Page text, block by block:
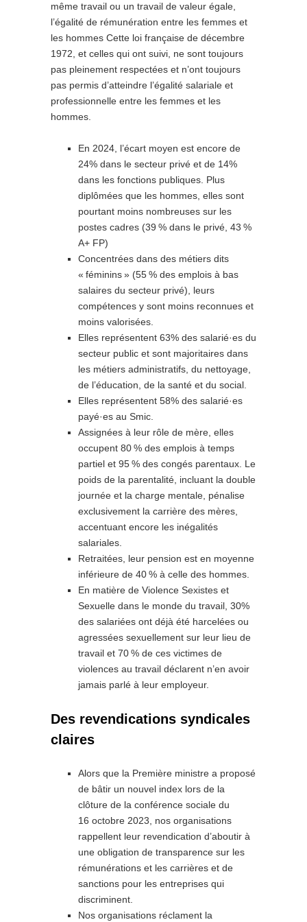
même travail ou un travail de valeur égale,
l’égalité de rémunération entre les femmes et
les hommes Cette loi française de décembre
1972, et celles qui ont suivi, ne sont toujours
pas pleinement respectées et n’ont toujours
pas permis d’atteindre l’égalité salariale et
professionnelle entre les femmes et les
hommes.
En 2024, l’écart moyen est encore de
24% dans le secteur privé et de 14%
dans les fonctions publiques. Plus
diplômées que les hommes, elles sont
pourtant moins nombreuses sur les
postes cadres (39 % dans le privé, 43 %
A+ FP)
Concentrées dans des métiers dits
« féminins» (55% des emplois à bas
salaires du secteur privé), leurs
compétences y sont moins reconnues et
moins valorisées.
Elles représentent 63% des salarié·es du
secteur public et sont majoritaires dans
les métiers administratifs, du nettoyage,
de l’éducation, de la santé et du social.
Elles représentent 58% des salarié·es
payé·es au Smic.
Assignées à leur rôle de mère, elles
occupent 80% des emplois à temps
partiel et 95% des congés parentaux. Le
poids de la parentalité, incluant la double
journée et la charge mentale, pénalise
exclusivement la carrière des mères,
accentuant encore les inégalités
salariales.
Retraitées, leur pension est en moyenne
inférieure de 40% à celle des hommes.
En matière de Violence Sexistes et
Sexuelle dans le monde du travail, 30%
des salariées ont déjà été harcelées ou
agressées sexuellement sur leur lieu de
travail et 70% de ces victimes de
violences au travail déclarent n’en avoir
jamais parlé à leur employeur.
Des revendications syndicales
claires
Alors que la Première ministre a proposé
de bâtir un nouvel index lors de la
clôture de la conférence sociale du
16 octobre 2023, nos organisations
rappellent leur revendication d’aboutir à
une obligation de transparence sur les
rémunérations et les carrières et de
sanctions pour les entreprises qui
discriminent.
Nos organisations réclament la